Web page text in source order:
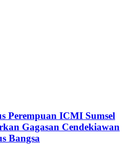
Perempuan ICMI Sumsel
Gagasan Cendekiawan
Bangsa